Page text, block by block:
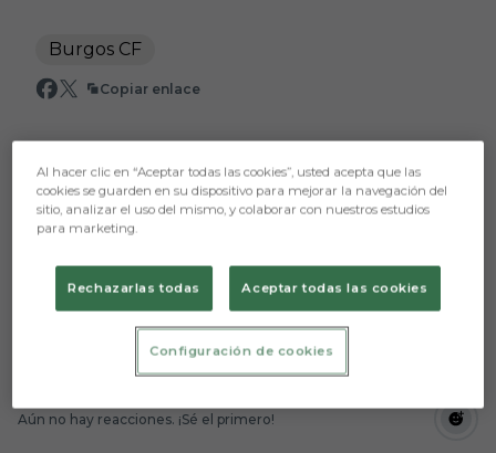
Burgos CF
Copiar enlace
Aún no hay reacciones. ¡Sé el primero!
Al hacer clic en “Aceptar todas las cookies”, usted acepta que las
cookies se guarden en su dispositivo para mejorar la navegación del
sitio, analizar el uso del mismo, y colaborar con nuestros estudios
para marketing.
Rechazarlas todas Aceptar todas las cookies
Configuración de cookies